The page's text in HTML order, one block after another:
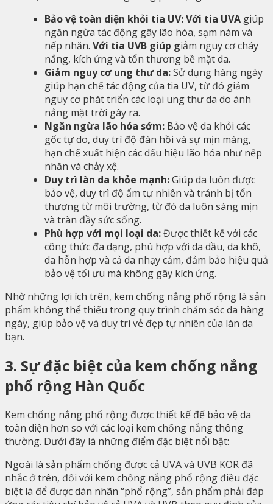
Bảo vệ toàn diện khỏi tia UV: Với tia UVA giúp
ngăn ngừa tác động gây lão hóa, sạm nám và
nếp nhăn. Với tia UVB giúp giảm nguy cơ cháy
nắng, kích ứng và tổn thương bề mặt da.
Giảm nguy cơ ung thư da:Sử dụng hàng ngày
giúp hạn chế tác động của tia UV, từ đó giảm
nguy cơ phát triển các loại ung thư da do ánh
nắng mặt trời gây ra.
Ngăn ngừa lão hóa sớm: Bảo vệ da khỏi các
gốc tự do, duy trì độ đàn hồi và sự mịn màng,
hạn chế xuất hiện các dấu hiệu lão hóa như nếp
nhăn và chảy xệ.
Duy trì làn da khỏe mạnh:Giúp da luôn được
bảo vệ, duy trì độ ẩm tự nhiên và tránh bị tổn
thương từ môi trường, từ đó da luôn sáng mịn
và tràn đầy sức sống.
Phù hợp với mọi loại da:Được thiết kế với các
công thức đa dạng, phù hợp với da dầu, da khô,
da hỗn hợp và cả da nhạy cảm, đảm bảo hiệu quả
bảo vệ tối ưu mà không gây kích ứng.
Nhờ những lợi ích trên, kem chống nắng phổ rộng là sản
phẩm không thể thiếu trong quy trình chăm sóc da hàng
ngày, giúp bảo vệ và duy trì vẻ đẹp tự nhiên của làn da
bạn.
3. Sự đặc biệt của kem chống nắng
phổ rộng Hàn Quốc
Kem chống nắng phổ rộng được thiết kế để bảo vệ da
toàn diện hơn so với các loại kem chống nắng thông
thường. Dưới đây là những điểm đặc biệt nổi bật:
Ngoài là sản phẩm chống được cả UVA và UVB KOR đã
nhắc ở trên, đối với kem chống nắng phổ rộng điều đặc
biệt là để được dán nhãn “phổ rộng”, sản phẩm phải đáp